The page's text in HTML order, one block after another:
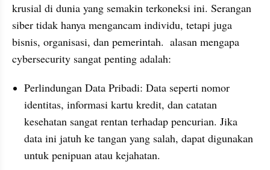
krusial di dunia yang semakin terkoneksi ini. Serangan
siber tidak hanya mengancam individu, tetapi juga
bisnis, organisasi, dan pemerintah.  alasan mengapa
cybersecurity sangat penting adalah:
Perlindungan Data Pribadi: Data seperti nomor
identitas, informasi kartu kredit, dan catatan
kesehatan sangat rentan terhadap pencurian. Jika
data ini jatuh ke tangan yang salah, dapat digunakan
untuk penipuan atau kejahatan.